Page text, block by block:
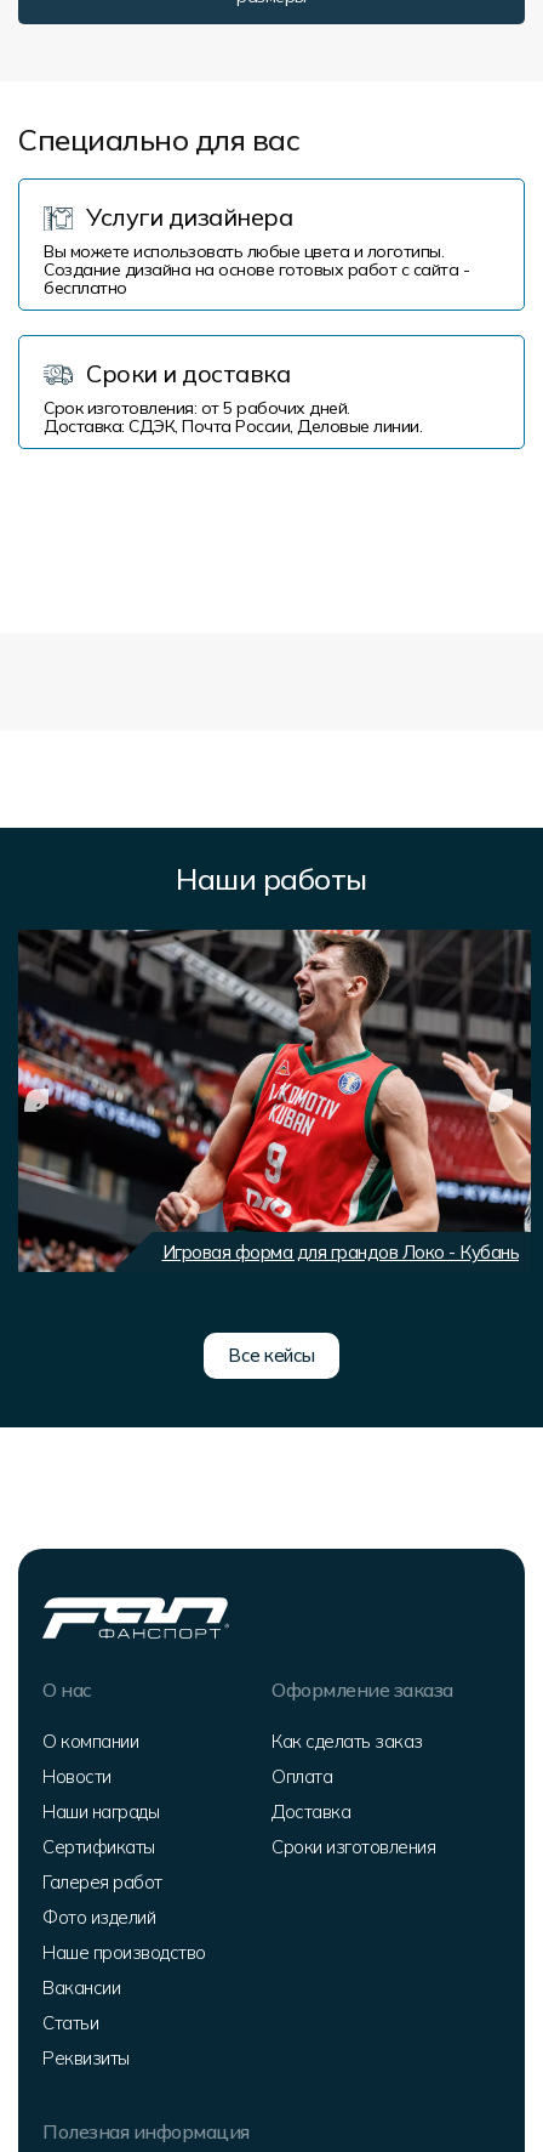
Специально для вас
Услуги дизайнера
Вы можете использовать любые цвета и логотипы.
Создание дизайна на основе готовых работ с сайта -
бесплатно
Сроки и доставка
Срок изготовления: от 5 рабочих дней.
Доставка: СДЭК, Почта России, Деловые линии.
Наши работы
Игровая форма для грандов Локо - Кубань
Все кейсы
Система скидок и наценок
О нас
О компании
Новости
Наши награды
Сертификаты
Галерея работ
Фото изделий
Наше производство
Вакансии
Статьи
Реквизиты
Оформление заказа
Как сделать заказ
Оплата
Доставка
Сроки изготовления
Полезная информация